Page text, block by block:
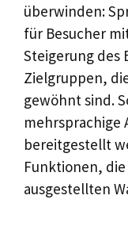
überwinden:
für Besucher
Steigerung des
Zielgruppen,
gewöhnt sind.
mehrsprachige
bereitgestellt
Funktionen,
ausgestellten